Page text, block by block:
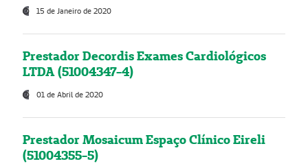
15 de Janeiro de 2020
Prestador Decordis Exames Cardiológicos
LTDA (51004347-4)
01 de Abril de 2020
Prestador Mosaicum Espaço Clínico Eireli
(51004355-5)